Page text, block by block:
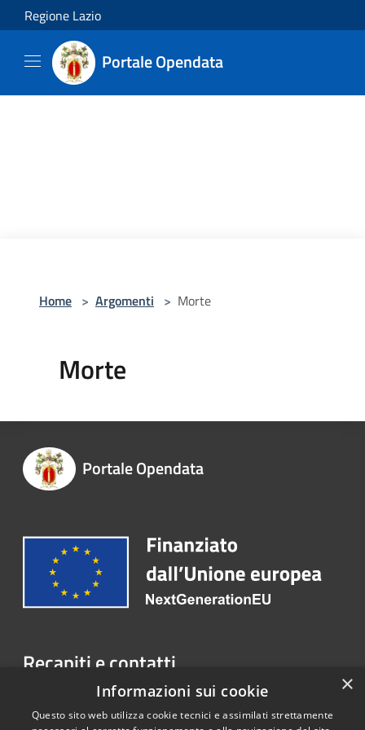
Salta al contenuto principale
Regione Lazio
Portale Opendata
Home > Argomenti > Morte
Morte
Portale Opendata
Recapiti e contatti
P.zza XVII Martiri, 1 03018 Paliano (FR)
Telefono:+39 0775 57081
×
Informazioni sui cookie
Questo sito web utilizza cookie tecnici e assimilati strettamente